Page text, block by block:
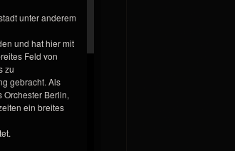
unter anderem
und hat hier mit
Feld von
zu
gebracht. Als
Berlin,
ein breites